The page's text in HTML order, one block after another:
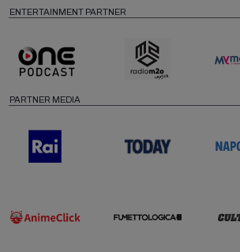
ENTERTAINMENT PARTNER
PARTNER MEDIA